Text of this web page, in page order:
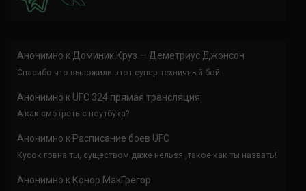
Анонимно к Доминик Круз — Деметриус Джонсон
Спасибо что выложили этот супер техничный бой
Анонимно к UFC 324 прямая трансляция
А как смотреть с ноутбука?
Анонимно к Расписание боев UFC
Кусок говна ты, существом даже нельзя ,такое как ты назвать!
Анонимно к Конор МакГрегор